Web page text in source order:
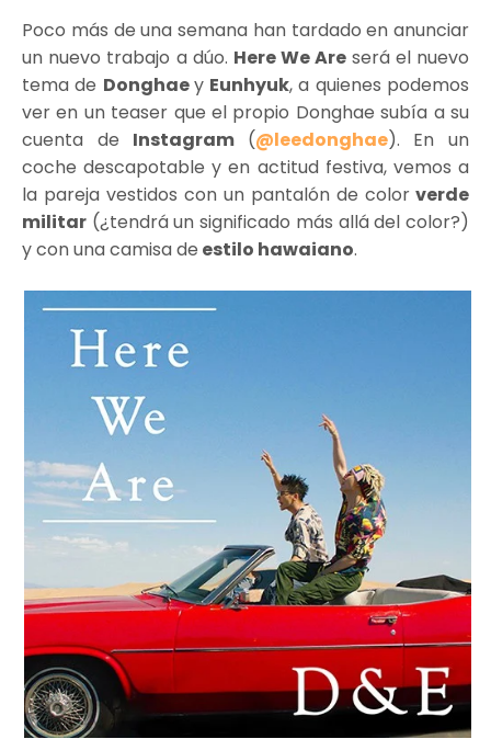
Poco más de una semana han tardado en anunciar
un nuevo trabajo a dúo. Here We Are será el nuevo
tema de Donghaey Eunhyuk, a quienes podemos
ver en un teaser que el propio Donghae subía a su
cuenta de Instagram (@leedonghae). En un
coche descapotable y en actitud festiva, vemos a
la pareja vestidos con un pantalón de color verde
militar (¿tendrá un significado más allá del color?)
y con una camisa de estilo hawaiano.